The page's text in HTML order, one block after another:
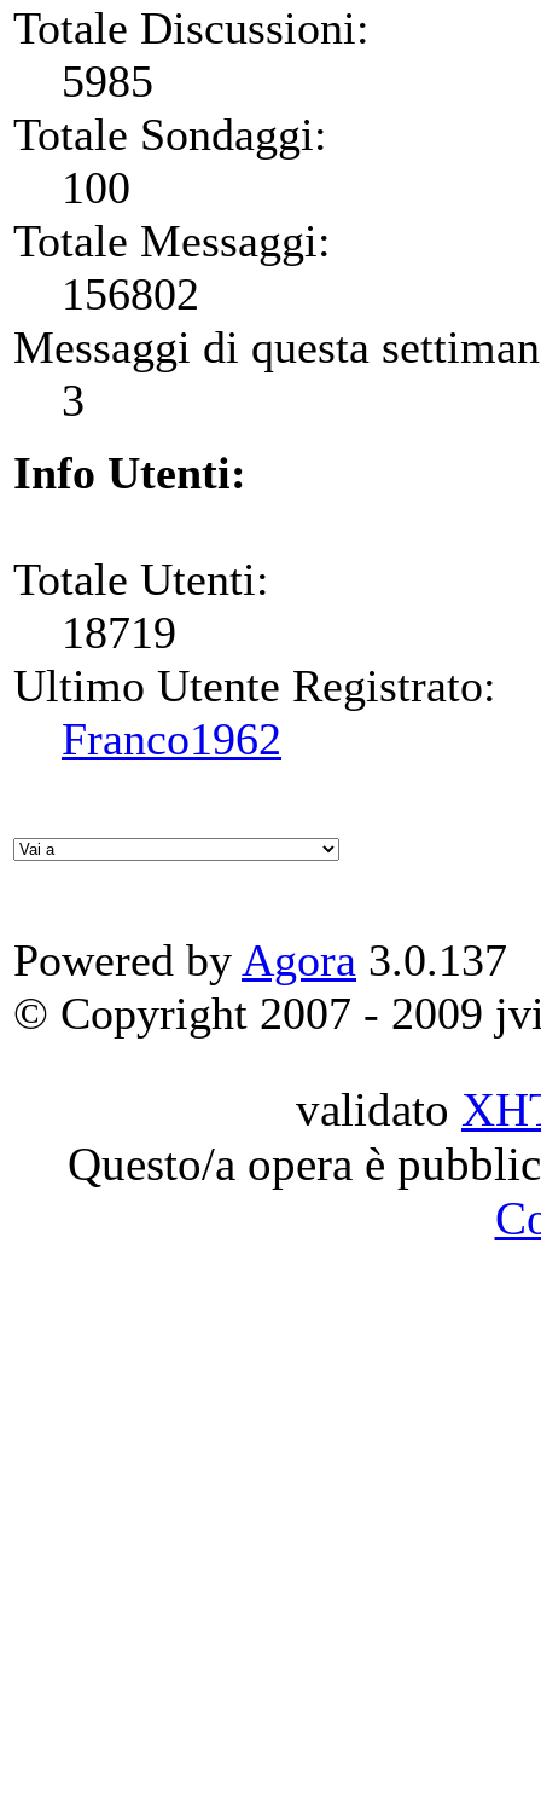
Totale Discussioni:
5985
Totale Sondaggi:
100
Totale Messaggi:
156802
Messaggi di questa
3
Info Utenti:
Totale Utenti:
18719
Ultimo Utente Registrato:
Franco1962
Powered by Agora 3.0.137
© Copyright 2007 - 2009
validato
Questo/a opera è